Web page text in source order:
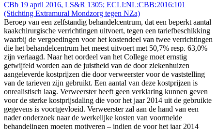
CBb 19 april 2016, LS&R 1305; ECLI:NL:CBB:2016:101
(Stichting Extramural Mondzorg tegen NZa)
Beroep van een zelfstandig behandelcentrum, dat een beperkt aantal
kaakchirurgische verrichtingen uitvoert, tegen een tariefbeschikking
waarbij de vergoedingen voor het kostendeel van twee verrichtingen
die het behandelcentrum het meest uitvoert met 50,7% resp. 63,0%
zijn verlaagd. Naar het oordeel van het College moet ernstig
getwijfeld worden aan de juistheid van de door ziekenhuizen
aangeleverde kostprijzen die door verweerster voor de vaststelling
van de tarieven zijn gebruikt. Een aantal van deze kostprijzen is
onrealistisch laag. Verweerster heeft geen verklaring kunnen geven
voor de sterke kostprijsdaling die voor het jaar 2014 uit de gebruikte
gegevens is voortgevloeid. Verweerster zal aan de hand van een
nader onderzoek naar de werkelijke kosten van voormelde
behandelingen moeten motiveren – indien de voor het jaar 2014